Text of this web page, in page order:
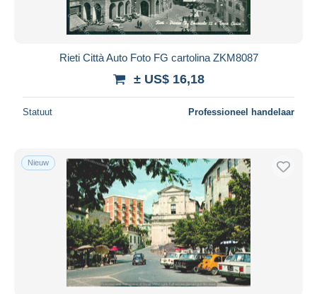
Rieti Città Auto Foto FG cartolina ZKM8087
± US$ 16,18
Statuut Professioneel handelaar
Nieuw